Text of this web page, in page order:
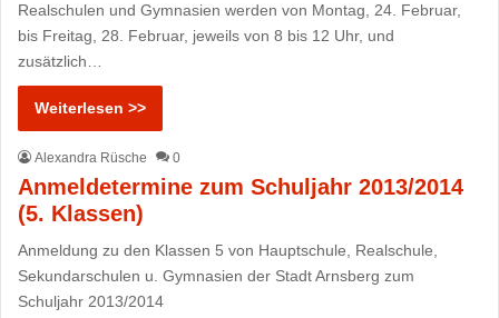
Realschulen und Gymnasien werden von Montag, 24. Februar,
bis Freitag, 28. Februar, jeweils von 8 bis 12 Uhr, und
zusätzlich…
Weiterlesen >>
Alexandra Rüsche 0
Anmeldetermine zum Schuljahr 2013/2014
(5. Klassen)
Anmeldung zu den Klassen 5 von Hauptschule, Realschule,
Sekundarschulen u. Gymnasien der Stadt Arnsberg zum
Schuljahr 2013/2014